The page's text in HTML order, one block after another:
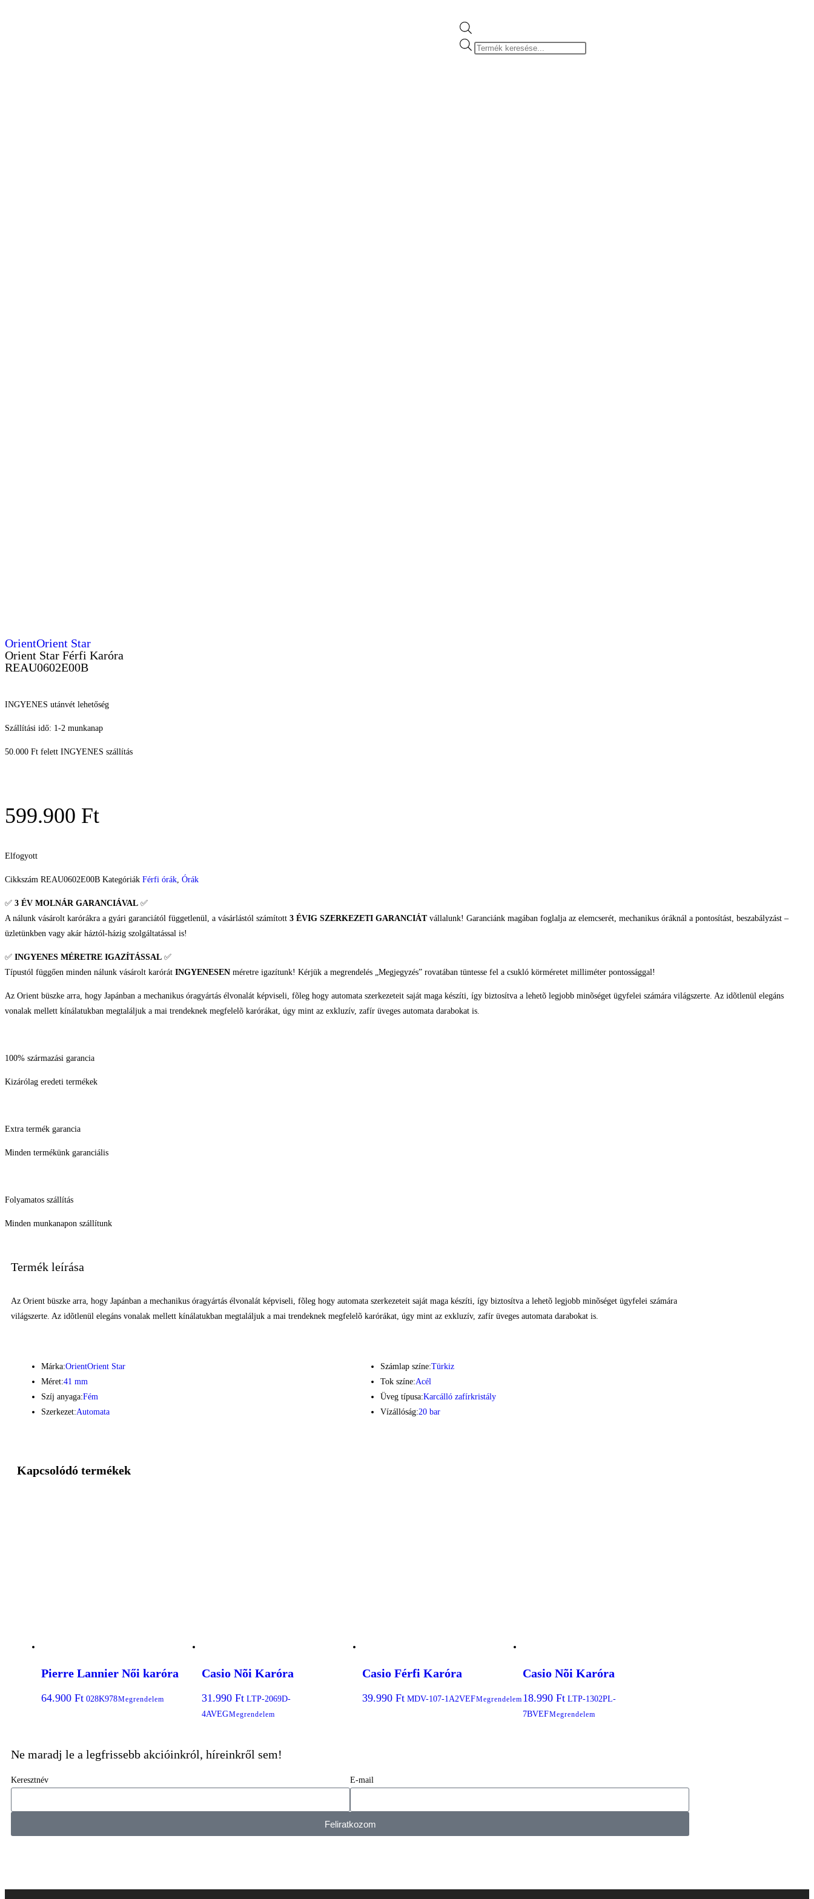
OrientOrient Star
Orient Star Férfi Karóra
REAU0602E00B
INGYENES utánvét lehetőség
Szállítási idő: 1-2 munkanap
50.000 Ft felett INGYENES szállítás
599.900 Ft
Elfogyott
Cikkszám REAU0602E00B Kategóriák Férfi órák Órák
✅ 3 ÉV MOLNÁR GARANCIÁVAL ✅
A nálunk vásárolt karórákra a gyári garanciától függetlenül, a vásárlástól számított 3 ÉVIG SZERKEZETI GARANCIÁTvállalunk! Garanciánk magában foglalja az elemcserét, mechanikus óráknál a pontosítást, beszabályzást –
üzletünkben vagy akár háztól-házig szolgáltatással is!
✅ INGYENES MÉRETRE IGAZÍTÁSSAL ✅
Típustól függően minden nálunk vásárolt karórát INGYENESEN méretre igazítunk! Kérjük a megrendelés „Megjegyzés” rovatában tüntesse fel a csukló körméretet milliméter pontossággal!
Az Orient büszke arra, hogy Japánban a mechanikus óragyártás élvonalát képviseli, fõleg hogy automata szerkezeteit saját maga készíti, így biztosítva a lehetõ legjobb minõséget ügyfelei számára világszerte. Az idõtlenül elegáns
vonalak mellett kínálatukban megtaláljuk a mai trendeknek megfelelõ karórákat, úgy mint az exkluzív, zafír üveges automata darabokat is.
100% származási garancia
Kizárólag eredeti termékek
Extra termék garancia
Minden termékünk garanciális
Folyamatos szállítás
Minden munkanapon szállítunk
Termék leírása
Az Orient büszke arra, hogy Japánban a mechanikus óragyártás élvonalát képviseli, fõleg hogy automata szerkezeteit saját maga készíti, így biztosítva a lehetõ legjobb minõséget ügyfelei számára
világszerte. Az idõtlenül elegáns vonalak mellett kínálatukban megtaláljuk a mai trendeknek megfelelõ karórákat, úgy mint az exkluzív, zafír üveges automata darabokat is.
Márka:OrientOrient Star
Méret:41 mm
Szíj anyaga:Fém
Szerkezet:Automata
Számlap színe:Türkiz
Tok színe:Acél
Üveg típusa:Karcálló zafírkristály
Vízállóság:20 bar
Kapcsolódó termékek
Pierre Lannier Női karóra
64.900 Ft 028K978Megrendelem
Casio Nõi Karóra
31.990 Ft LTP-2069D-
4AVEGMegrendelem
Casio Férfi Karóra
39.990 Ft MDV-107-1A2VEFMegrendelem
Casio Nõi Karóra
18.990 Ft LTP-1302PL-
7BVEFMegrendelem
Ne maradj le a legfrissebb akcióinkról, híreinkről sem!
Keresztnév E-mail
Feliratkozom